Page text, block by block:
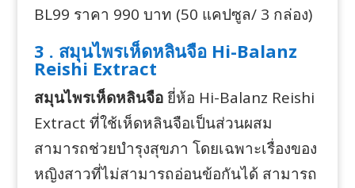
BL99 ราคา 990 บาท (50 แคปซูล/ 3 กล่อง)
3 . สมุนไพรเห็ดหลินจือ Hi-Balanz
Reishi Extract
สมุนไพรเห็ดหลินจือยี่ห้อ Hi-Balanz Reishi
Extract ที่ใช้เห็ดหลินจือเป็นส่วนผสม
สามารถช่วยบำรุงสุขภา โดยเฉพาะเรื่องของ
หญิงสาวที่ไม่สามารถอ่อนข้อกันได้ สามารถ